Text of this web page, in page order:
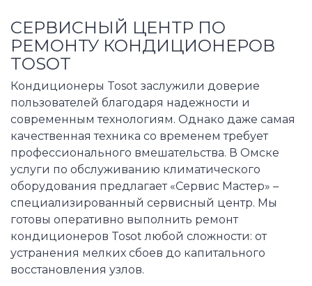
СЕРВИСНЫЙ ЦЕНТР ПО
РЕМОНТУ КОНДИЦИОНЕРОВ
TOSOT
Кондиционеры Tosot заслужили доверие
пользователей благодаря надежности и
современным технологиям. Однако даже самая
качественная техника со временем требует
профессионального вмешательства. В Омске
услуги по обслуживанию климатического
оборудования предлагает «Сервис Мастер» –
специализированный сервисный центр. Мы
готовы оперативно выполнить ремонт
кондиционеров Tosot любой сложности: от
устранения мелких сбоев до капитального
восстановления узлов.